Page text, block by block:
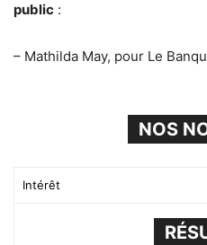
public :
– Mathilda May, pour Le
NOS
Intérêt